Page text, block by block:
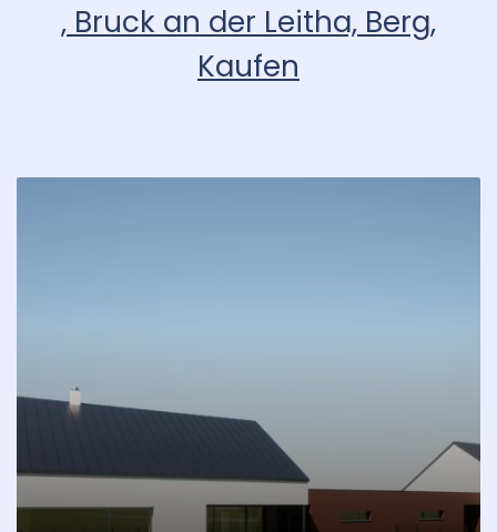
, Bruck an der Leitha, Berg,
Kaufen